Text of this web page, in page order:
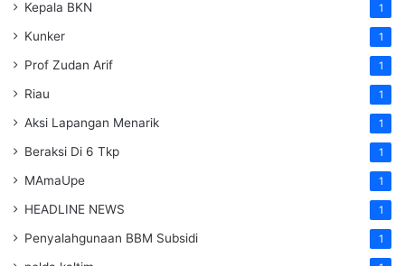
Kepala BKN 1
Kunker 1
Prof Zudan Arif 1
Riau 1
Aksi Lapangan Menarik 1
Beraksi Di 6 Tkp 1
MAmaUpe 1
HEADLINE NEWS 1
Penyalahgunaan BBM Subsidi 1